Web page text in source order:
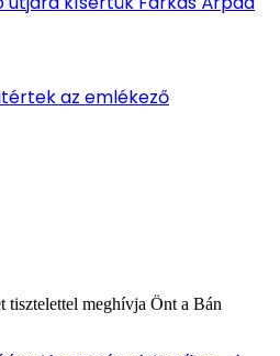
az emlékező
tisztelettel meghívja Önt a Bán